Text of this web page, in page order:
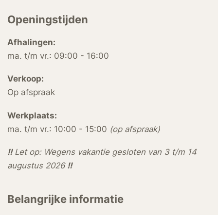
Openingstijden
Afhalingen:
ma. t/m vr.: 09:00 - 16:00
Verkoop:
Op afspraak
Werkplaats:
ma. t/m vr.: 10:00 - 15:00 (op afspraak)
!!Let op: Wegens vakantie gesloten van 3 t/m 14
augustus 2026 !!
Belangrijke informatie